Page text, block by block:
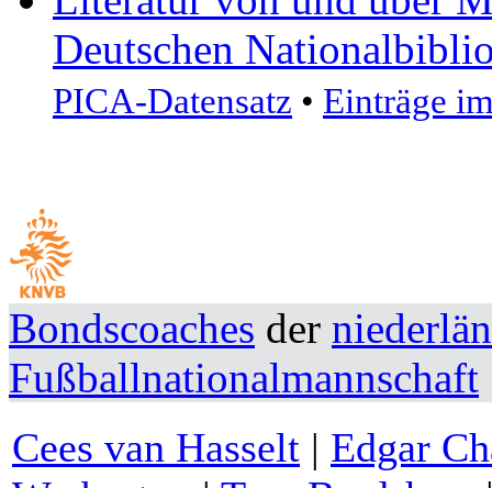
Deutschen
PICA-Datensatz • Einträge
Bondscoaches der
Fußballnationalmannschaft
Cees van Hasselt | Edgar